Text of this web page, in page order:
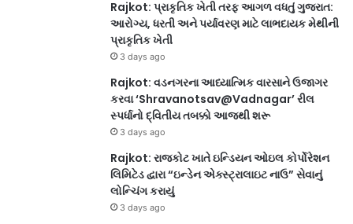
Rajkot: પ્રાકૃતિક ખેતી તરફ આગળ વધતું ગુજરાત:
આરોગ્ય, ધરતી અને પર્યાવરણ માટે લાભદાયક મેથીની
પ્રાકૃતિક ખેતી
3 days ago
Rajkot: વડનગરના આધ્યાત્મિક વારસાને ઉજાગર
કરવા ‘Shravanotsav@Vadnagar’ રીલ
સ્પર્ધાનો દ્વિતીય તબક્કો આજથી શરૂ
3 days ago
Rajkot: રાજકોટ ખાતે ઇન્ડિયન ઓઇલ કોર્પોરેશન
લિમિટેડ દ્વારા “ઇન્ડેન એક્સ્ટ્રાલાઇટ નાઉ” સેવાનું
લોન્ચિંગ કરાયું
3 days ago